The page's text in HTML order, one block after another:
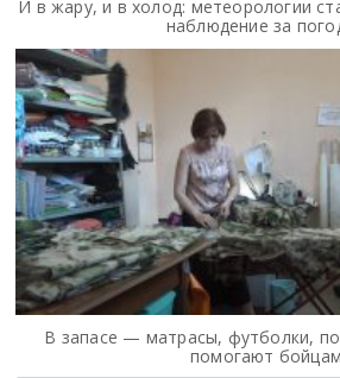
И в жару, и в холод: метеорологии
наблюдение за
В запасе — матрасы, футболки,
помогают бойцам